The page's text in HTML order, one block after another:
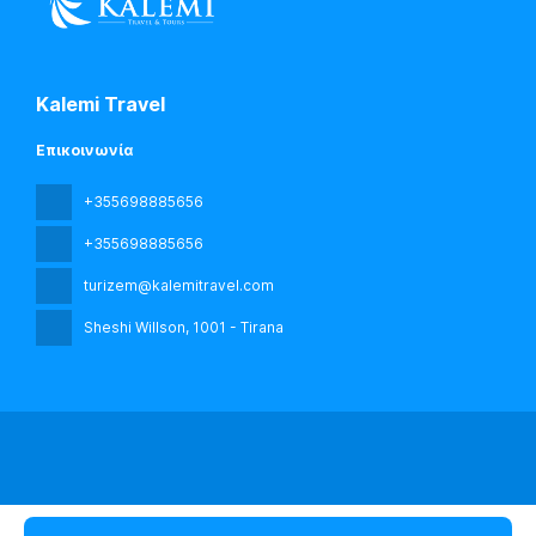
Kalemi Travel
Επικοινωνία
+355698885656
+355698885656
turizem@kalemitravel.com
Sheshi Willson, 1001 - Tirana